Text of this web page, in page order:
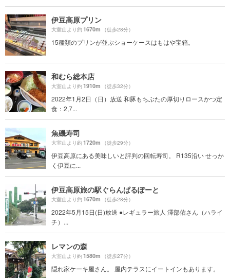
伊豆高原プリン
大室山より約1670m （徒歩28分）
15種類のプリンが並ぶショーケースはもはや宝箱。
和むら総本店
大室山より約1910m （徒歩32分）
2022年1月2日（日）放送 和豚もちぶたの厚切りロースかつ定
食：2,7...
魚磯寿司
大室山より約1720m （徒歩29分）
伊豆高原にある美味しいと評判の回転寿司。 R135沿い せっか
く伊豆に...
伊豆高原旅の駅ぐらんぱるぽーと
大室山より約1670m （徒歩28分）
2022年5月15日(日)放送 ●レギュラー旅人 澤部佑さん（ハライ
チ）...
レマンの森
大室山より約1580m （徒歩27分）
隠れ家ケーキ屋さん。 屋内テラスにイートインもあります。